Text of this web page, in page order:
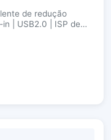
de redução
| USB2.0 | ISP de